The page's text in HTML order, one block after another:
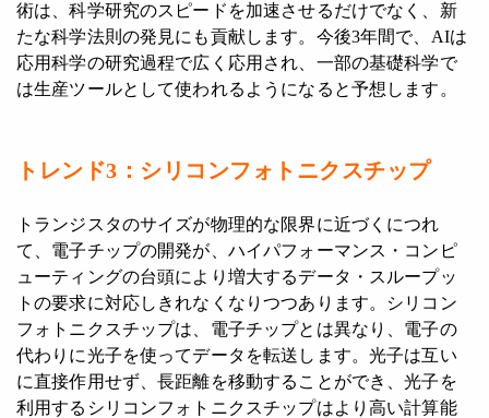
術は、科学研究のスピードを加速させるだけでなく、新
たな科学法則の発見にも貢献します。今後3年間で、AIは
応用科学の研究過程で広く応用され、一部の基礎科学で
は生産ツールとして使われるようになると予想します。
トレンド3： シリコンフォトニクスチップ
トランジスタのサイズが物理的な限界に近づくにつれ
て、電子チップの開発が、ハイパフォーマンス・コンピ
ューティングの台頭により増大するデータ・スループッ
トの要求に対応しきれなくなりつつあります。シリコン
フォトニクスチップは、電子チップとは異なり、電子の
代わりに光子を使ってデータを転送します。光子は互い
に直接作用せず、長距離を移動することができ、光子を
利用するシリコンフォトニクスチップはより高い計算能